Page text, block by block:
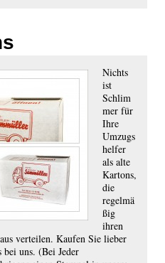
Nichts
ist
Schlim
mer für
Ihre
Umzugs
helfer
als alte
Kartons,
die
regelmä
ßig
ihren
verteilen. Kaufen Sie lieber
bei uns. (Bei Jeder